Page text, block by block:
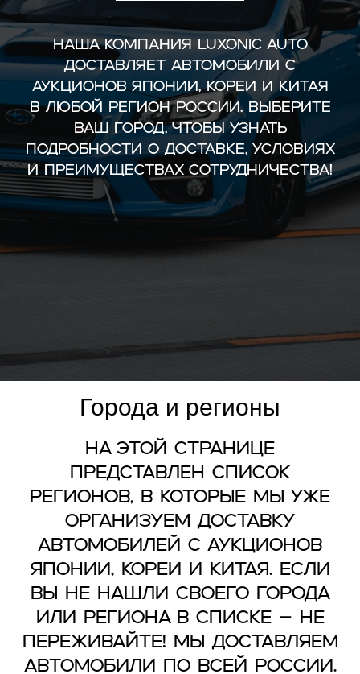
Наша компания Luxonic Auto
доставляет автомобили с
аукционов Японии, Кореи и Китая
в любой регион России. Выберите
ваш город, чтобы узнать
подробности о доставке, условиях
и преимуществах сотрудничества!
Города и регионы
На этой странице
представлен список
регионов, в которые мы уже
организуем доставку
автомобилей с аукционов
Японии, Кореи и Китая. Если
вы не нашли своего города
или региона в списке – не
переживайте! Мы доставляем
автомобили по всей России.